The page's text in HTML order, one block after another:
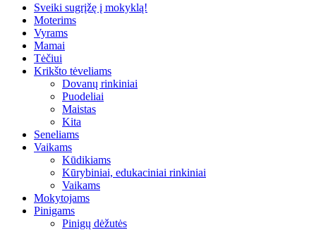
Sveiki sugrįžę į mokyklą!
Moterims
Vyrams
Mamai
Tėčiui
Krikšto tėveliams
Dovanų rinkiniai
Puodeliai
Maistas
Kita
Seneliams
Vaikams
Kūdikiams
Kūrybiniai, edukaciniai rinkiniai
Vaikams
Mokytojams
Pinigams
Pinigų dėžutės